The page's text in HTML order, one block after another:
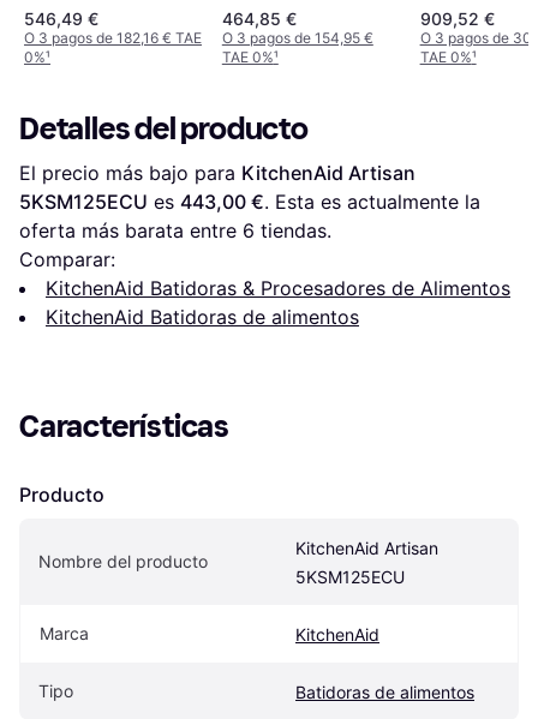
546,49 €
O 3 pagos de 182,16 € TAE
0%¹
464,85 €
O 3 pagos de 154,95 €
TAE 0%¹
KWL90.124SI
909,52 €
O 3 pagos de
TAE 0%¹
Detalles del producto
El precio más bajo para KitchenAid Artisan
5KSM125ECU es 443,00 €. Esta es actualmente la
oferta más barata entre 6 tiendas.
Comparar:
KitchenAid Batidoras & Procesadores de Alimentos
KitchenAid Batidoras de alimentos
Características
Producto
Nombre del producto
KitchenAid Artisan
5KSM125ECU
Marca KitchenAid
Tipo Batidoras de alimentos